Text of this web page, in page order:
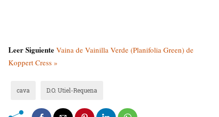
Leer Siguiente Vaina de Vainilla Verde (Planifolia Green) de
Koppert Cress »
cava D.O. Utiel-Requena